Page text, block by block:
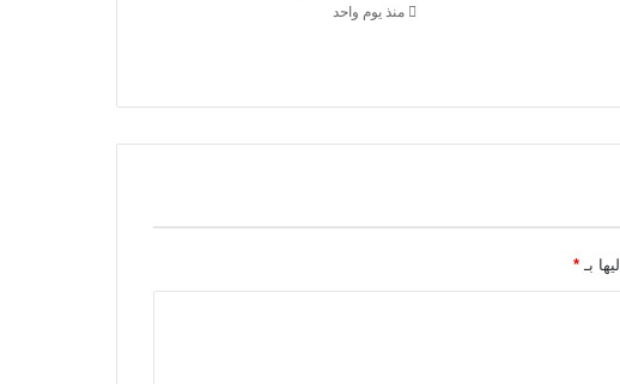
ج
م
منذ يوم واحد
بـ *